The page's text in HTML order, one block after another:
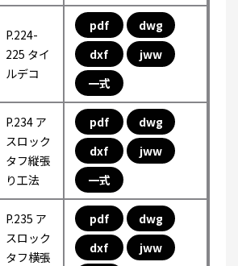
P.224-
225 タイ
ルデコ
pdf
dwg
dxf
jww
一式
P.234 ア
スロック
タフ縦張
り工法
pdf
dwg
dxf
jww
一式
P.235 ア
スロック
タフ横張
pdf
dwg
dxf
jww